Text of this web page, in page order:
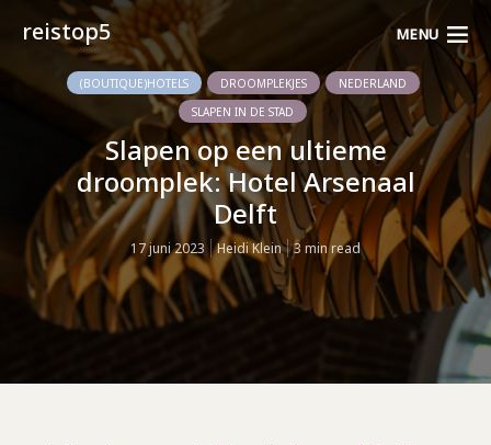
reistop5 MENU
(BOUTIQUE)HOTELS DROOMPLEKJES
NEDERLAND
SLAPEN IN DE STAD
Slapen op een ultieme
droomplek: Hotel Arsenaal
Delft
17 juni 2023 Heidi Klein 3 min read